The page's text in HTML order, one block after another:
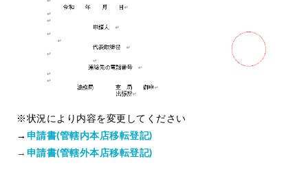
※状況により内容を変更してください
→ 申請書(管轄内本店移転登記)
→ 申請書(管轄外本店移転登記)